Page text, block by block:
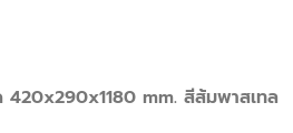
420x290x1180 mm. สีส้มพาสเทล